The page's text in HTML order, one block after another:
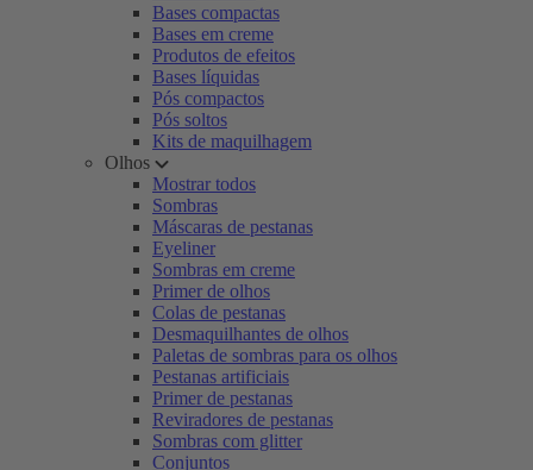
Bases compactas
Bases em creme
Produtos de efeitos
Bases líquidas
Pós compactos
Pós soltos
Kits de maquilhagem
Olhos
Mostrar todos
Sombras
Máscaras de pestanas
Eyeliner
Sombras em creme
Primer de olhos
Colas de pestanas
Desmaquilhantes de olhos
Paletas de sombras para os olhos
Pestanas artificiais
Primer de pestanas
Reviradores de pestanas
Sombras com glitter
Conjuntos